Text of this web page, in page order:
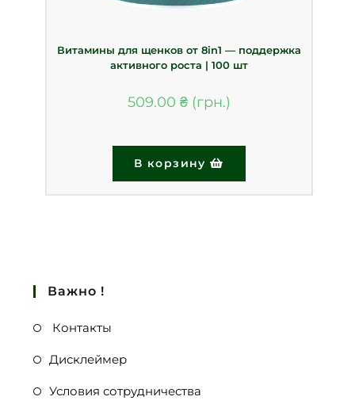
Витамины для щенков от 8in1 — поддержка
активного роста | 100 шт
509.00 ₴
В корзину
Важно !
Контакты
Дисклеймер
Условия сотрудничества